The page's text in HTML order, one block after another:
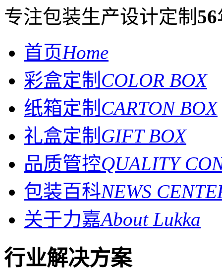
专注包装生产设计定制 56
首页Home
彩盒定制 COLOR BOX
纸箱定制 CARTON BOX
礼盒定制 GIFT BOX
品质管控QUALITY
包装百科NEWS
关于力嘉About Lukka
行业解决方案